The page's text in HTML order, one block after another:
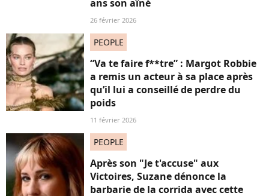
ans son aîné
26 février 2026
PEOPLE
“Va te faire f**tre” : Margot Robbie
a remis un acteur à sa place après
qu’il lui a conseillé de perdre du
poids
11 février 2026
PEOPLE
Après son "Je t'accuse" aux
Victoires, Suzane dénonce la
barbarie de la corrida avec cette